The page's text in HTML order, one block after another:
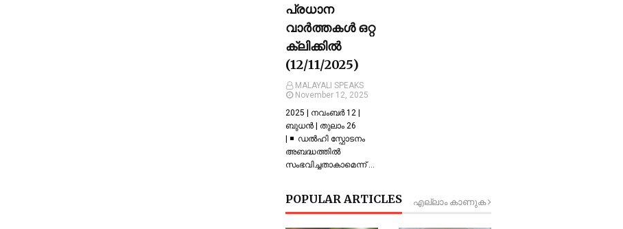
പ്രധാന
വാർത്തകൾ ഒറ്റ
ക്ലിക്കിൽ
(12/11/2025)
MALAYALI SPEAKS
November 12, 2025
2025 | നവംബർ 12 |
ബുധൻ | തുലാം 26
| ◾ ഡല്‍ഹി സ്ഫോടനം
അബദ്ധത്തില്‍
സംഭവിച്ചതാകാമെന്ന് …
POPULAR ARTICLES എല്ലാം കാണുക